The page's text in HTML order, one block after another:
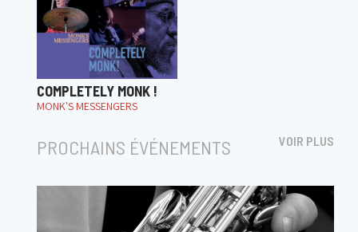
COMPLETELY MONK !
MONK'S MESSENGERS
PROCHAINS ÉVÉNEMENTS VOIR PLUS